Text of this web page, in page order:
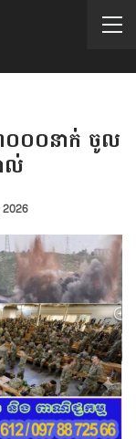
៣០០០នាក់ ចូល
ល់